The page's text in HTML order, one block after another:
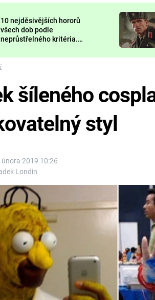
10 nejděsivějších hororů
všech dob podle
neprůstřelného kritéria.
nejvíc zvednou tep?
února 2019 10:26
Londin
šíleného
styl